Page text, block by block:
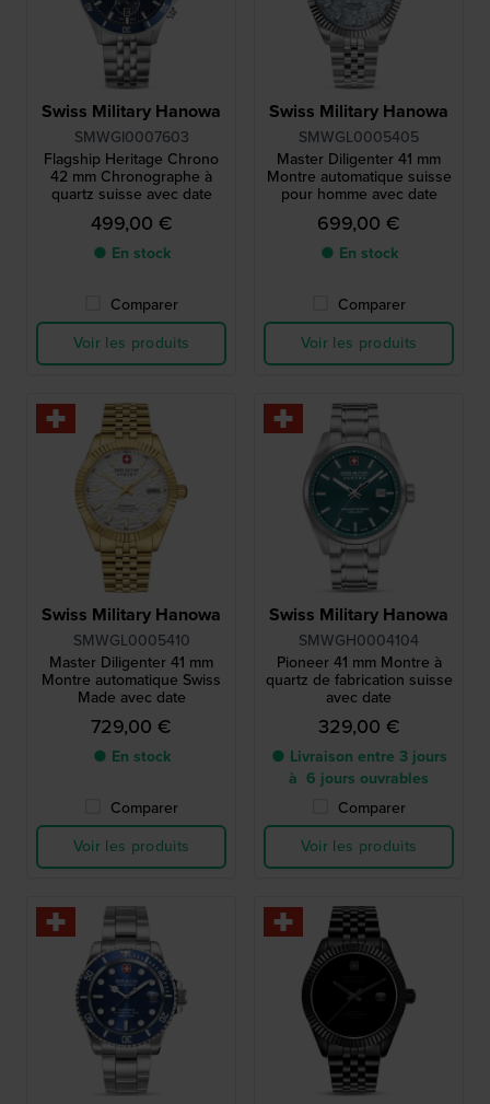
Swiss Military Hanowa
SMWGI0007603
Flagship Heritage Chrono
42 mm Chronographe à
quartz suisse avec date
499,00 €
● En stock
Comparer
Voir les produits
Swiss Military Hanowa
SMWGL0005405
Master Diligenter 41 mm
Montre automatique suisse
pour homme avec date
699,00 €
● En stock
Comparer
Voir les produits
Swiss Military Hanowa
SMWGL0005410
Master Diligenter 41 mm
Montre automatique Swiss
Made avec date
729,00 €
● En stock
Comparer
Voir les produits
Swiss Military Hanowa
SMWGH0004104
Pioneer 41 mm Montre à
quartz de fabrication suisse
avec date
329,00 €
● Livraison entre 3 jours
à 6 jours ouvrables
Comparer
Voir les produits